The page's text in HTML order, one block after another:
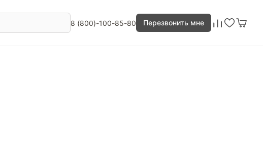
8 (800)-100-85-80 Перезвонить мне